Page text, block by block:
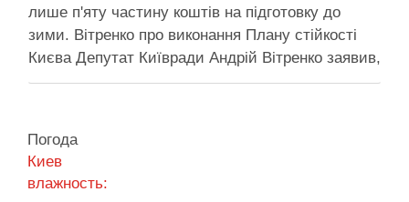
лише п'яту частину коштів на підготовку до
зими. Вітренко про виконання Плану стійкості
Києва Депутат Київради Андрій Вітренко заявив,
що станом на 5 серпня столична влада
старту опалювального сезону …
Погода
Киев
влажность: